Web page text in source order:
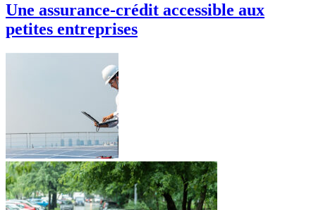
Une assurance-crédit accessible aux
petites entreprises